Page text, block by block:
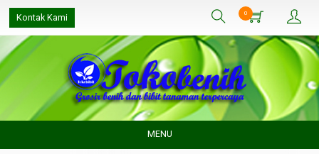
Kontak Kami 0
MENU